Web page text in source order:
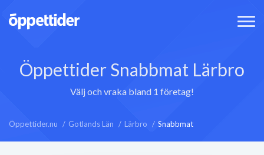
Öppettider Snabbmat Lärbro
Välj och vraka bland 1 företag!
Öppettider.nu Gotlands Län Lärbro Snabbmat